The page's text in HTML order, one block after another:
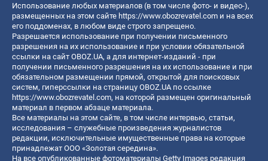
Использование любых материалов (в том числе фото- и видео-),
размещенных на этом сайте https://www.obozrevatel.com и на всех
его поддоменах, в любом виде строго запрещено.
Разрешается использование при получении письменного
разрешения на их использование и при условии обязательной
ссылки на сайт OBOZ.UA, а для интернет-изданий - при
получении письменного разрешения на их использование и при
обязательном размещении прямой, открытой для поисковых
систем, гиперссылки на страницу OBOZ.UA по ссылке
https://www.obozrevatel.com, на которой размещен оригинальный
материал в первом абзаце материала.
Все материалы на этом сайте, в том числе интервью, статьи,
исследования – служебные произведения журналистов
редакции, исключительные имущественные права на которые
принадлежат ООО «Золотая середина».
На все опубликованные фотоматериалы Getty Images редакция